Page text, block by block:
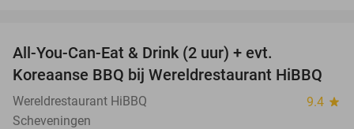
All-You-Can-Eat & Drink (2 uur) + evt.
Koreaanse BBQ bij Wereldrestaurant HiBBQ
Wereldrestaurant HiBBQ 9.4 star
Scheveningen